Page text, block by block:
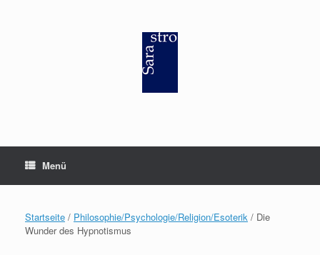
Menü
Startseite / Philosophie/Psychologie/Religion/Esoterik / Die
Wunder des Hypnotismus